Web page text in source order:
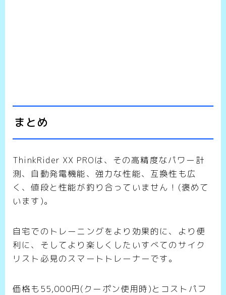
まとめ
ThinkRider XX PROは、その高精度なパワー計
測、自動発電機能、強力な性能、互換性も広
く、値段と性能が釣り合っていません！(褒めて
います)。
自宅でのトレーニングをより効果的に、より便
利に、そしてより楽しくしたいすべてのサイク
リスト必見のスマートトレーナーです。
価格も55,000円(クーポン使用時)とコストパフ